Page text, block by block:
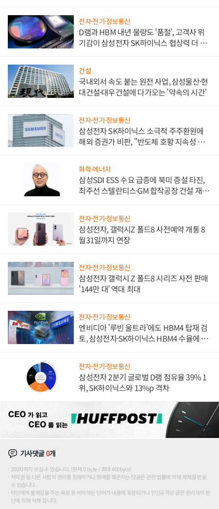
전자·전기·정보통신
D램과 HBM 내년 물량도 '품절', 고객사 위
기감이 삼성전자 SK하이닉스 협상력 더 키
건설
국내외서 속도 붙는 원전 사업, 삼성물산·현
대건설·대우건설에 다가오는 '약속의 시간'
전자·전기·정보통신
삼성전자 SK하이닉스 소극적 주주환원에
해외 증권가 비판, "반도체 호황 지속성 의
화학·에너지
삼성SDI ESS 수요 급증에 북미 증설 타진,
최주선 스텔란티스·GM 합작공장 건설 재추
전자·전기·정보통신
삼성전자, 갤럭시Z 폴드8 사전예약 개통 8
월31일까지 연장
전자·전기·정보통신
삼성전자 갤럭시 Z 폴드8 시리즈 사전 판매
'144만 대' 역대 최대
전자·전기·정보통신
엔비디아 '루빈 울트라'에도 HBM4 탑재 검
토, 삼성전자·SK하이닉스 HBM4 수율에 주
전자·전기·정보통신
삼성전자 2분기 글로벌 D램 점유율 39% 1
위, SK하이닉스와 13%p 격차
기사댓글0개
200자까지 쓰실 수 있습니다. (현재 0 byte / 최대 400byte)
저작권 등 다른 사람의 권리를 침해하거나 명예를 훼손하는 댓글은 관련 법률에 의해 제재를 받을
수 있습니다.
타인에게 불쾌감을 주는 욕설 등 비하하는 단어가 내용에 포함되거나 인신공격성 글은 관리자의 판
단에 의해 삭제 합니다.